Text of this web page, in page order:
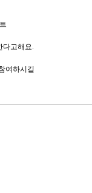
다고해요.
여하시길